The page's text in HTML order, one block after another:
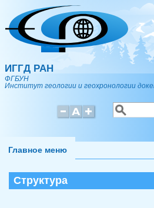
Перейти к основному содержанию
ИГГД РАН
ФГБУН
Институт геологии и геохронологии
Форма
Поиск
Главное меню
Структура